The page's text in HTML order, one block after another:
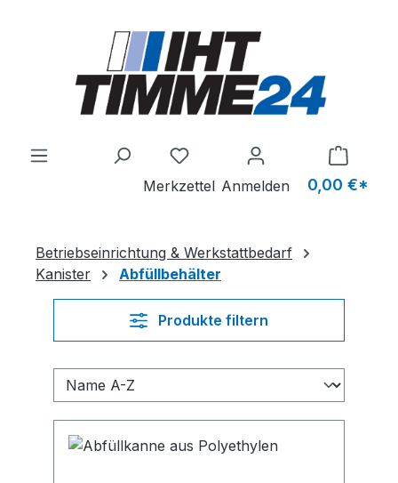
Du hast 0 Produkte auf dem
Merkzettel Anmelden 0,00 €*
Betriebseinrichtung & Werkstattbedarf
Kanister
Abfüllbehälter
Produkte filtern